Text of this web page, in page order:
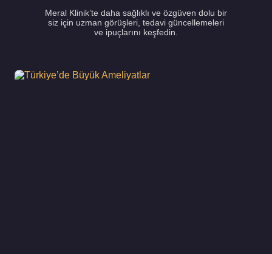
Meral Klinik’te daha sağlıklı ve özgüven dolu bir
siz için uzman görüşleri, tedavi güncellemeleri
ve ipuçlarını keşfedin.